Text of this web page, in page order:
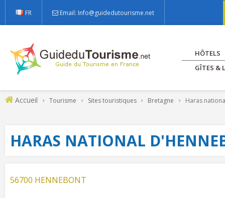
FR Email: Info@guidedutourisme.net
HÔTELS
GÎTES &
Accueil Tourisme Sites touristiques Bretagne Haras
HARAS NATIONAL
56700 HENNEBONT